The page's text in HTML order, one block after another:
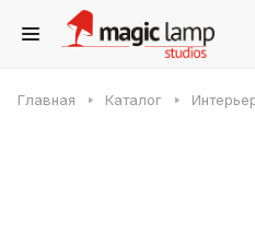
Главная Каталог